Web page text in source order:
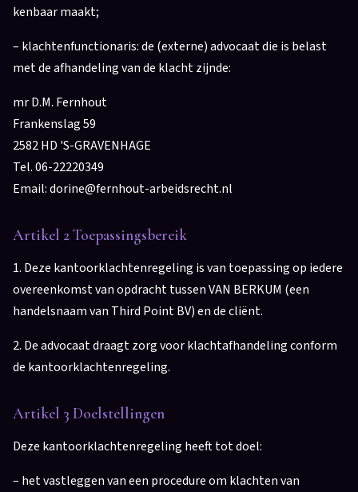
kenbaar maakt;
– klachtenfunctionaris: de (externe) advocaat die is belast
met de afhandeling van de klacht zijnde:
mr D.M. Fernhout
Frankenslag 59
2582 HD 'S-GRAVENHAGE
Tel. 06-22220349
Email: dorine@fernhout-arbeidsrecht.nl
Artikel 2 Toepassingsbereik
1. Deze kantoorklachtenregeling is van toepassing op iedere
overeenkomst van opdracht tussen VAN BERKUM (een
handelsnaam van Third Point BV) en de cliënt.
2. De advocaat draagt zorg voor klachtafhandeling conform
de kantoorklachtenregeling.
Artikel 3 Doelstellingen
Deze kantoorklachtenregeling heeft tot doel:
– het vastleggen van een procedure om klachten van